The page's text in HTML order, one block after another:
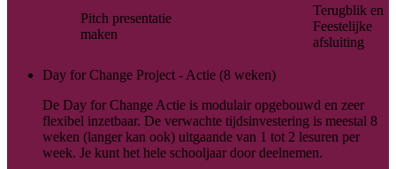
Pitch presentatie
maken
Terugblik en
Feestelijke
afsluiting
Day for Change Project - Actie (8 weken)
De Day for Change Actie is modulair opgebouwd en zeer
flexibel inzetbaar. De verwachte tijdsinvestering is meestal 8
weken (langer kan ook) uitgaande van 1 tot 2 lesuren per
week. Je kunt het hele schooljaar door deelnemen.